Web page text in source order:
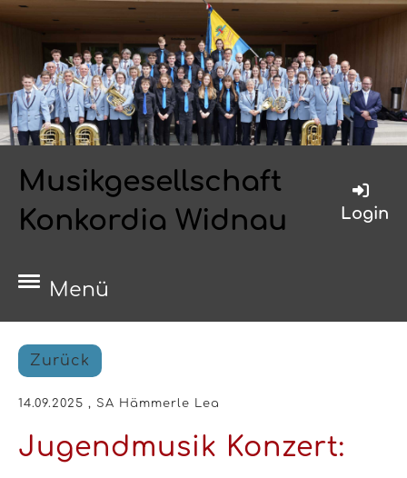
Musikgesellschaft
Konkordia Widnau
Login
Menü
Zurück
14.09.2025 , SA Hämmerle Lea
Jugendmusik Konzert: